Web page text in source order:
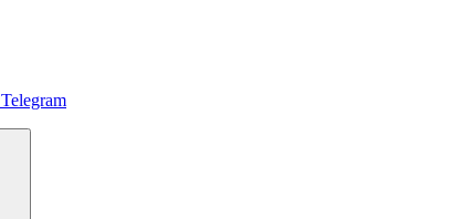
Telegram